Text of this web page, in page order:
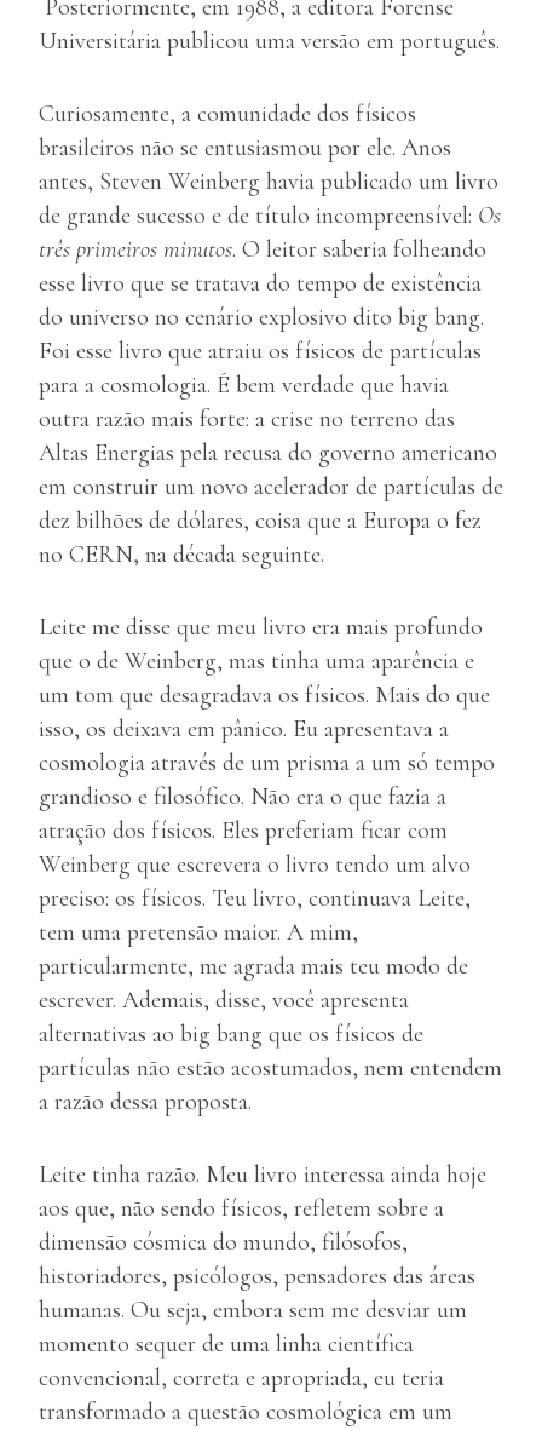
Posteriormente, em 1988, a editora Forense
Universitária publicou uma versão em português.
Curiosamente, a comunidade dos físicos
brasileiros não se entusiasmou por ele. Anos
antes, Steven Weinberg havia publicado um livro
de grande sucesso e de título incompreensível: Os
três primeiros minutos. O leitor saberia folheando
esse livro que se tratava do tempo de existência
do universo no cenário explosivo dito big bang.
Foi esse livro que atraiu os físicos de partículas
para a cosmologia. É bem verdade que havia
outra razão mais forte: a crise no terreno das
Altas Energias pela recusa do governo americano
em construir um novo acelerador de partículas de
dez bilhões de dólares, coisa que a Europa o fez
no CERN, na década seguinte.
Leite me disse que meu livro era mais profundo
que o de Weinberg, mas tinha uma aparência e
um tom que desagradava os físicos. Mais do que
isso, os deixava em pânico. Eu apresentava a
cosmologia através de um prisma a um só tempo
grandioso e filosófico. Não era o que fazia a
atração dos físicos. Eles preferiam ficar com
Weinberg que escrevera o livro tendo um alvo
preciso: os físicos. Teu livro, continuava Leite,
tem uma pretensão maior. A mim,
particularmente, me agrada mais teu modo de
escrever. Ademais, disse, você apresenta
alternativas ao big bang que os físicos de
partículas não estão acostumados, nem entendem
a razão dessa proposta.
Leite tinha razão. Meu livro interessa ainda hoje
aos que, não sendo físicos, refletem sobre a
dimensão cósmica do mundo, filósofos,
historiadores, psicólogos, pensadores das áreas
humanas. Ou seja, embora sem me desviar um
momento sequer de uma linha científica
convencional, correta e apropriada, eu teria
transformado a questão cosmológica em um